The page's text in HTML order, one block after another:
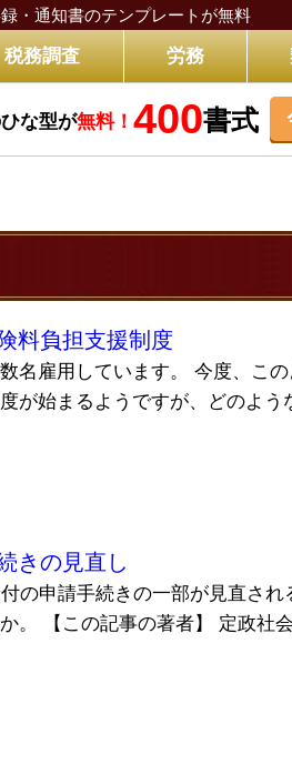
・通知書のテンプレートが無料
税務調査 労務
な型が無料！ 400書式
料負担支援制度
名雇用しています。 今度、こ
が始まるようですが、どのよう
きの見直し
の申請手続きの一部が見直され
。 【この記事の著者】 定政社